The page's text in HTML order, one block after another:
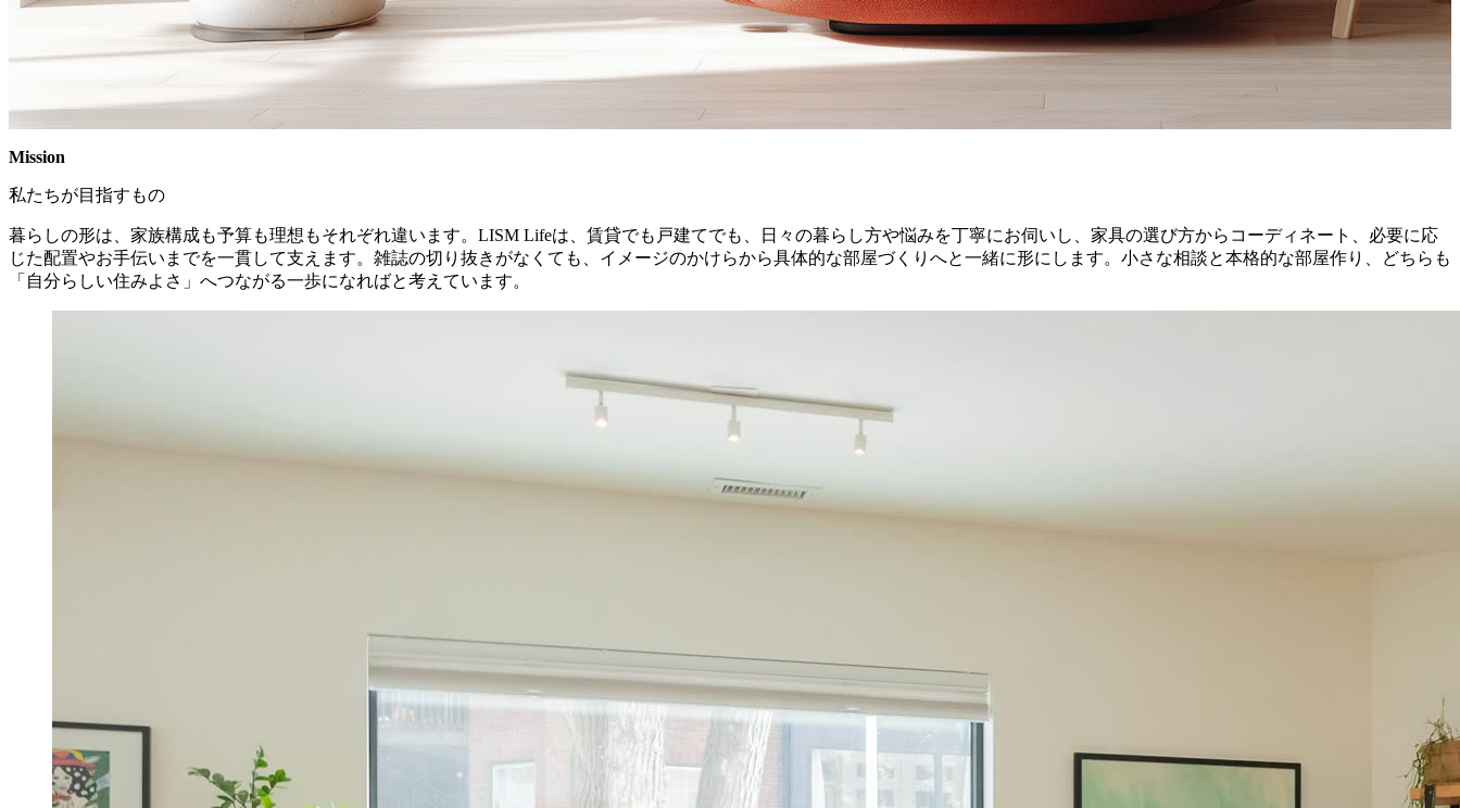
Mission
私たちが目指すもの
暮らしの形は、家族構成も予算も理想もそれぞれ違います。LISM Lifeは、賃貸でも戸建てでも、日々の暮らし方や悩みを丁寧にお伺いし、家具の選び方からコーディネート、必要に応
じた配置やお手伝いまでを一貫して支えます。雑誌の切り抜きがなくても、イメージのかけらから具体的な部屋づくりへと一緒に形にします。小さな相談と本格的な部屋作り、どちらも
「自分らしい住みよさ」へつながる一歩になればと考えています。